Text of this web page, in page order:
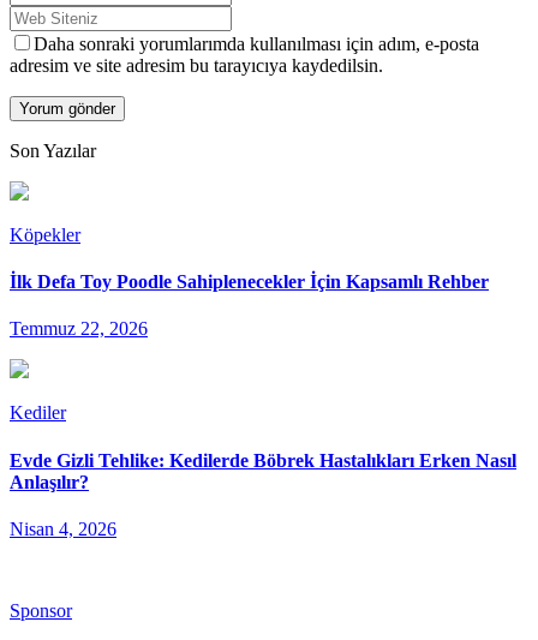
Daha sonraki yorumlarımda kullanılması için adım, e-posta
adresim ve site adresim bu tarayıcıya kaydedilsin.
Son Yazılar
Köpekler
İlk Defa Toy Poodle Sahiplenecekler İçin Kapsamlı Rehber
Temmuz 22, 2026
Kediler
Evde Gizli Tehlike: Kedilerde Böbrek Hastalıkları Erken Nasıl
Anlaşılır?
Nisan 4, 2026
Sponsor